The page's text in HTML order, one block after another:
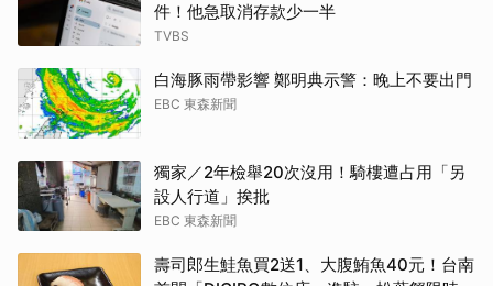
件！他急取消存款少一半
TVBS
白海豚雨帶影響 鄭明典示警：晚上不要出門
EBC 東森新聞
獨家／2年檢舉20次沒用！騎樓遭占用「另
設人行道」挨批
EBC 東森新聞
壽司郎生鮭魚買2送1、大腹鮪魚40元！台南